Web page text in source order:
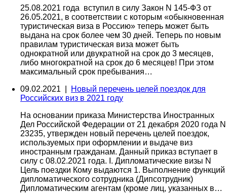
25.08.2021 года вступил в силу Закон N 145-ФЗ от
26.05.2021, в соответствии с которым «обыкновенная
туристическая виза в Россию» теперь может быть
выдана на срок более чем 30 дней. Теперь по новым
правилам туристическая виза может быть
однократной или двукратной на срок до 3 месяцев,
либо многократной на срок до 6 месяцев! При этом
максимальный срок пребывания…
09.02.2021 |
Новый перечень целей поездок для
Российских виз в 2021 году
На основании приказа Министерства Иностранных
Дел Российской Федерации от 21 декабря 2020 года N
23235, утвержден новый перечень целей поездок,
используемых при оформлении и выдаче виз
иностранным гражданам. Данный приказ вступает в
силу с 08.02.2021 года. I. Дипломатические визы N
Цель поездки Кому выдаются 1. Выполнение функций
дипломатического сотрудника (Дипсотрудник)
Дипломатическим агентам (кроме лиц, указанных в…